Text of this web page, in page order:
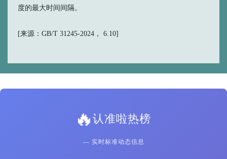
度的最大时间间隔。
[来源：GB/T 31245-2024， 6.10]
🔥认准啦热榜
— 实时标准动态信息